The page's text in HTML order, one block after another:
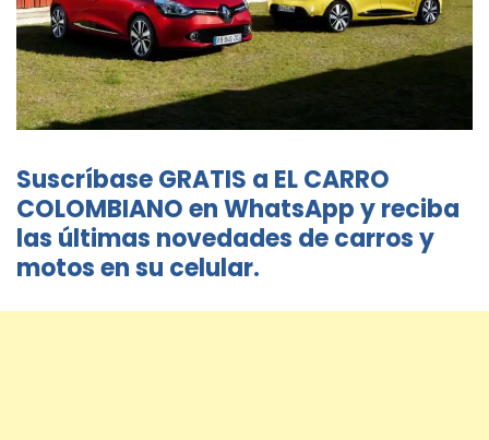
Suscríbase GRATIS a EL CARRO
COLOMBIANO en WhatsApp y reciba
las últimas novedades de carros y
motos en su celular.